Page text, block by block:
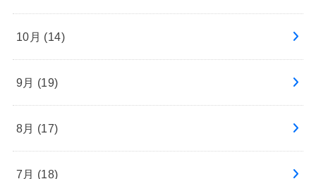
10月 (14)
9月 (19)
8月 (17)
7月 (18)